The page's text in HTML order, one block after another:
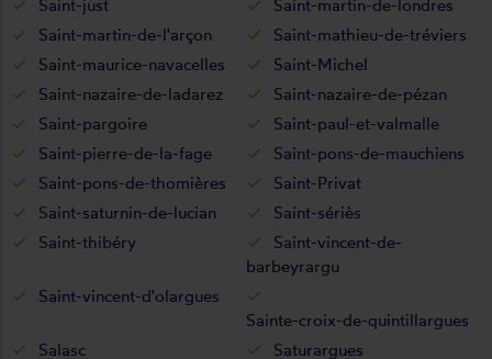
Saint-just
Saint-martin-de-londres
Saint-martin-de-l'arçon
Saint-mathieu-de-tréviers
Saint-maurice-navacelles
Saint-Michel
Saint-nazaire-de-ladarez
Saint-nazaire-de-pézan
Saint-pargoire
Saint-paul-et-valmalle
Saint-pierre-de-la-fage
Saint-pons-de-mauchiens
Saint-pons-de-thomières
Saint-Privat
Saint-saturnin-de-lucian
Saint-sériès
Saint-thibéry
Saint-vincent-de-
barbeyrargu
Saint-vincent-d'olargues
Sainte-croix-de-quintillargues
Salasc
Saturargues